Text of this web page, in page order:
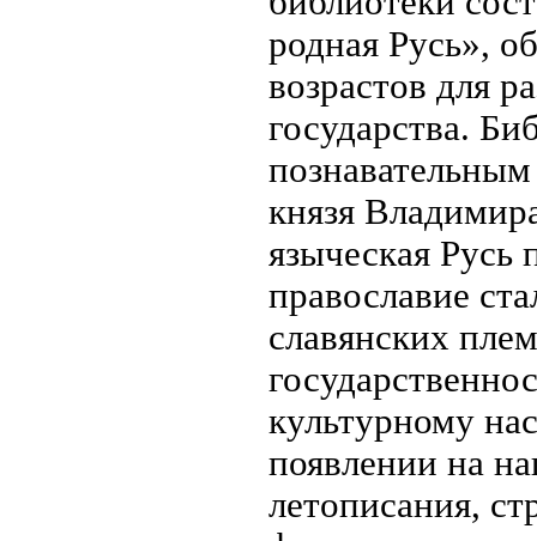
родная Русь»,
возрастов для
государства.
князя
языческая
православие
славянских
культурному
появлении на
летописания,